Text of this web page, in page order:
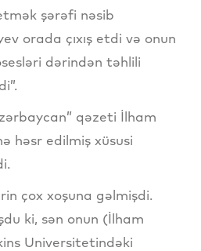
şərəfi nəsib
orada çıxış etdi və onun
dərindən təhlili
qəzeti İlham
həsr edilmiş xüsusi
çox xoşuna gəlmişdi.
ki, sən onun (İlham
Universitetindəki